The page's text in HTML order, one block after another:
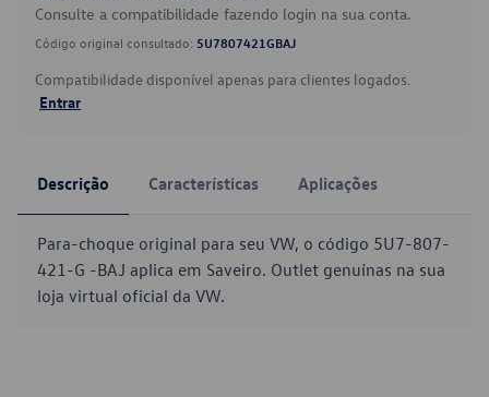
Consulte a compatibilidade fazendo login na sua conta.
Código original consultado: 5U7807421GBAJ
Compatibilidade disponível apenas para clientes logados.
Entrar
Descrição Características Aplicações
Para-choque original para seu VW, o código 5U7-807-
421-G -BAJ aplica em Saveiro. Outlet genuínas na sua
loja virtual oficial da VW.